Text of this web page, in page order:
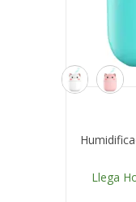
Llega